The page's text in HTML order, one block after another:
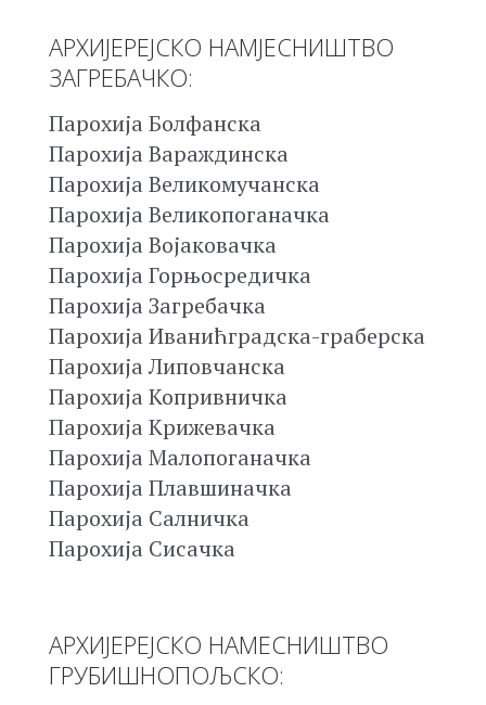
АРХИЈЕРЕЈСКО НАМЈЕСНИШТВО
ЗАГРЕБАЧКО:
Парохија Болфанска
Парохија Вараждинска
Парохија Великомучанска
Парохија Великопоганачка
Парохија Војаковачка
Парохија Горњосредичка
Парохија Загребачка
Парохија Иванићградска-граберска
Парохија Липовчанска
Парохија Копривничка
Парохија Крижевачка
Парохија Малопоганачка
Парохија Плавшиначка
Парохија Салничка
Парохија Сисачка
АРХИЈЕРЕЈСКО НАМЕСНИШТВО
ГРУБИШНОПОЉСКО: